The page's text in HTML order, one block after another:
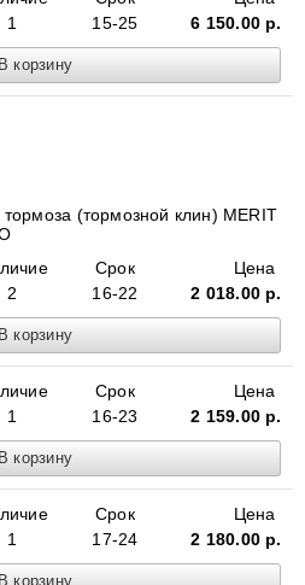
1
15-25
6 150.00 р.
(тормозной клин) MERIT
2
Срок
16-22
Цена
2 018.00 р.
1
Срок
16-23
Цена
2 159.00 р.
1
Срок
17-24
Цена
2 180.00 р.